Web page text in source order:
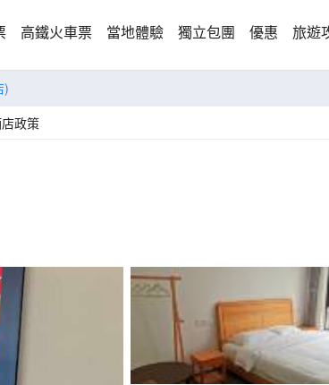
高鐵火車票 當地體驗 獨立包團 優惠 旅遊
)
政策